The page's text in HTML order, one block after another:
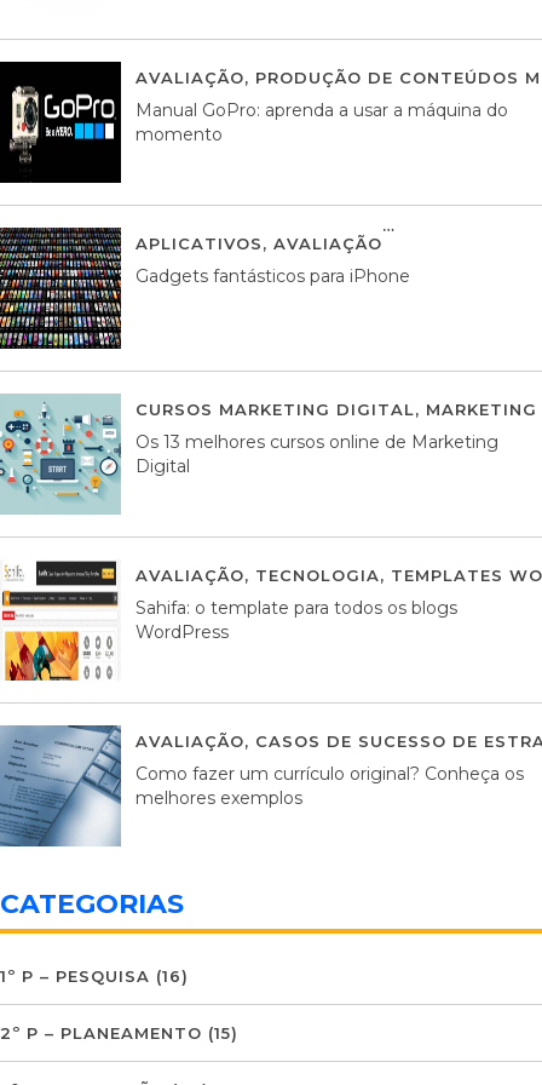
AVALIAÇÃO, PRODUÇÃO DE CONTEÚDOS
Manual GoPro: aprenda a usar a máquina do
momento
APLICATIVOS, AVALIAÇÃO
Gadgets fantásticos para iPhone
CURSOS MARKETING DIGITAL,
Os 13 melhores cursos online de Marketing
Digital
AVALIAÇÃO, TECNOLOGIA, TEMPLATES
Sahifa: o template para todos os blogs
WordPress
AVALIAÇÃO, CASOS DE SUCESSO DE
Como fazer um currículo original? Conheça os
melhores exemplos
CATEGORIAS
1º P – PESQUISA (16)
2º P – PLANEAMENTO (15)